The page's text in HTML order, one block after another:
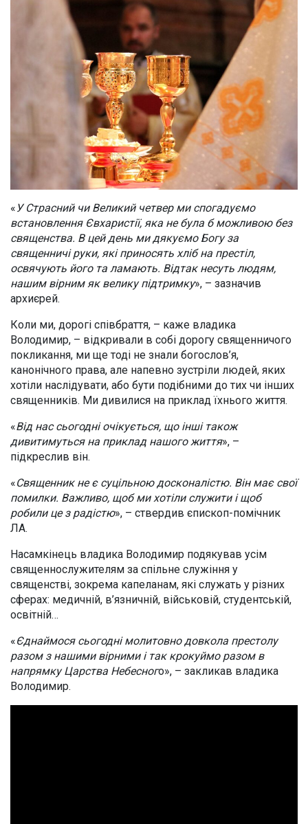
«У Страсний чи Великий четвер ми спогадуємо
встановлення Євхаристії, яка не була б можливою без
священства. В цей день ми дякуємо Богу за
священничі руки, які приносять хліб на престіл,
освячують його та ламають. Відтак несуть людям,
нашим вірним як велику підтримку», – зазначив
архиєрей.
Коли ми, дорогі співбраття, – каже владика
Володимир, – відкривали в собі дорогу священничого
покликання, ми ще тоді не знали богослов’я,
канонічного права, але напевно зустріли людей, яких
хотіли наслідувати, або бути подібними до тих чи інших
священників. Ми дивилися на приклад їхнього життя.
«Від нас сьогодні очікується, що інші також
дивитимуться на приклад нашого життя», –
підкреслив він.
«Священник не є суцільною досконалістю. Він має свої
помилки. Важливо, щоб ми хотіли служити і щоб
робили це з радістю», – ствердив єпископ-помічник
ЛА.
Насамкінець владика Володимир подякував усім
священнослужителям за спільне служіння у
священстві, зокрема капеланам, які служать у різних
сферах: медичній, в’язничній, військовій, студентській,
освітній…
«Єднаймося сьогодні молитовно довкола престолу
разом з нашими вірними і так крокуймо разом в
напрямку Царства Небесного», – закликав владика
Володимир.